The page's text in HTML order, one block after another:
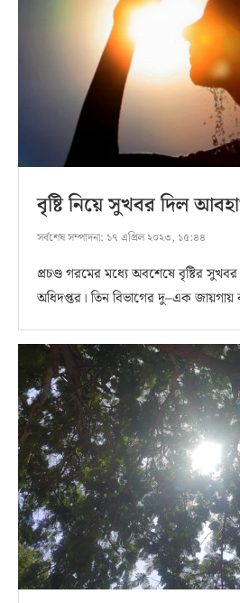
বৃষ্টি নিয়ে সুখবর দিল
সর্বশেষ সম্পাদনা: ১৭ এপ্রিল ২০২৩, ১৫:৪৪
প্রচণ্ড গরমের মধ‌্যে অবশেষে বৃষ্টির
অধিদপ্তর। তিন বিভাগের দু–এক জায়গায়